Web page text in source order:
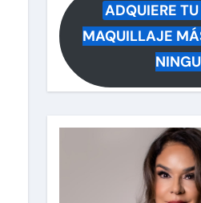
ADQUIERE
MAQUILLAJE